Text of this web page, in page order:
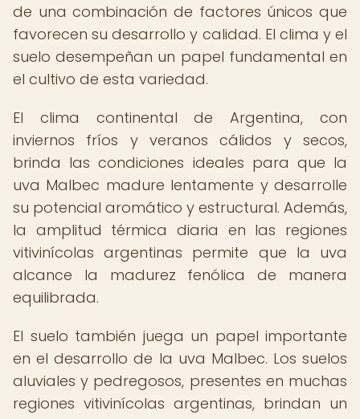
de una combinación de factores únicos que
favorecen su desarrollo y calidad. El clima y el
suelo desempeñan un papel fundamental en
el cultivo de esta variedad.
El clima continental de Argentina, con
inviernos fríos y veranos cálidos y secos,
brinda las condiciones ideales para que la
uva Malbec madure lentamente y desarrolle
su potencial aromático y estructural. Además,
la amplitud térmica diaria en las regiones
vitivinícolas argentinas permite que la uva
alcance la madurez fenólica de manera
equilibrada.
El suelo también juega un papel importante
en el desarrollo de la uva Malbec. Los suelos
aluviales y pedregosos, presentes en muchas
regiones vitivinícolas argentinas, brindan un